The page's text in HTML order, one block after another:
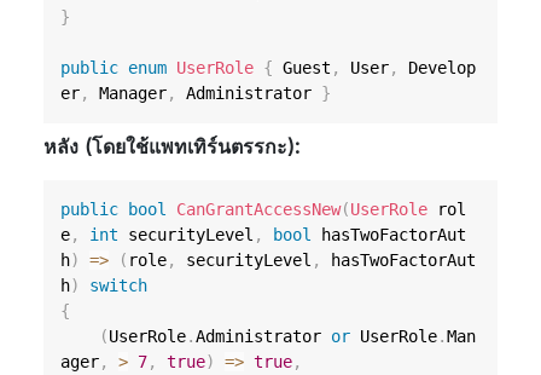
}
public enum UserRole { Guest , User,
Develop
er, Manager, Administrator }
หลัง (โดยใช้แพทเทิร์นตรรกะ):
public bool CanGrantAccessNew(UserRole rol
e, int securityLevel , bool
hasTwoFactorAut
h) => ( role, securityLevel ,
hasTwoFactorAut
h)
switch
{
(UserRole.Administrator or UserRole.Man
ager, > 7, true) => true,